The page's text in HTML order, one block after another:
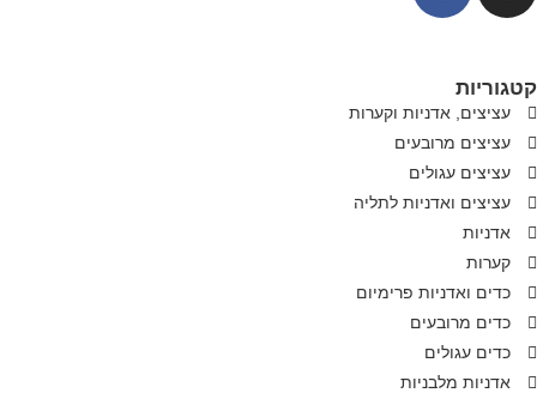
קטגוריות
עציצים, אדניות וקערות
עציצים מרובעים
עציצים עגולים
עציצים ואדניות לתליה
אדניות
קערות
כדים ואדניות פרימיום
כדים מרובעים
כדים עגולים
אדניות מלבניות